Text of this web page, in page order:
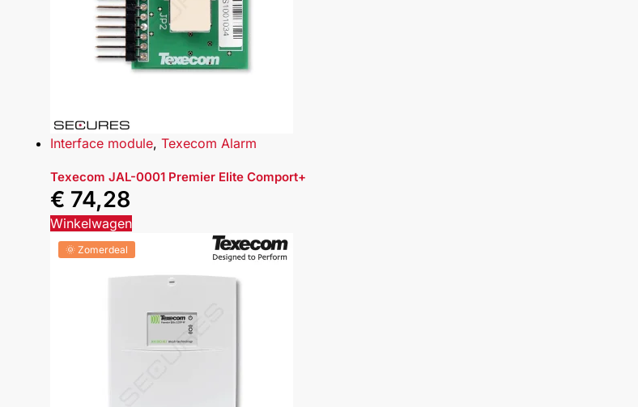
Interface module, Texecom Alarm
Texecom JAL-0001 Premier Elite Comport+
€ 74,28
Winkelwagen
🌞 Zomerdeal